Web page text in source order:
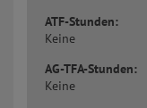
ATF-Stunden:
Keine
AG-TFA-Stunden:
Keine